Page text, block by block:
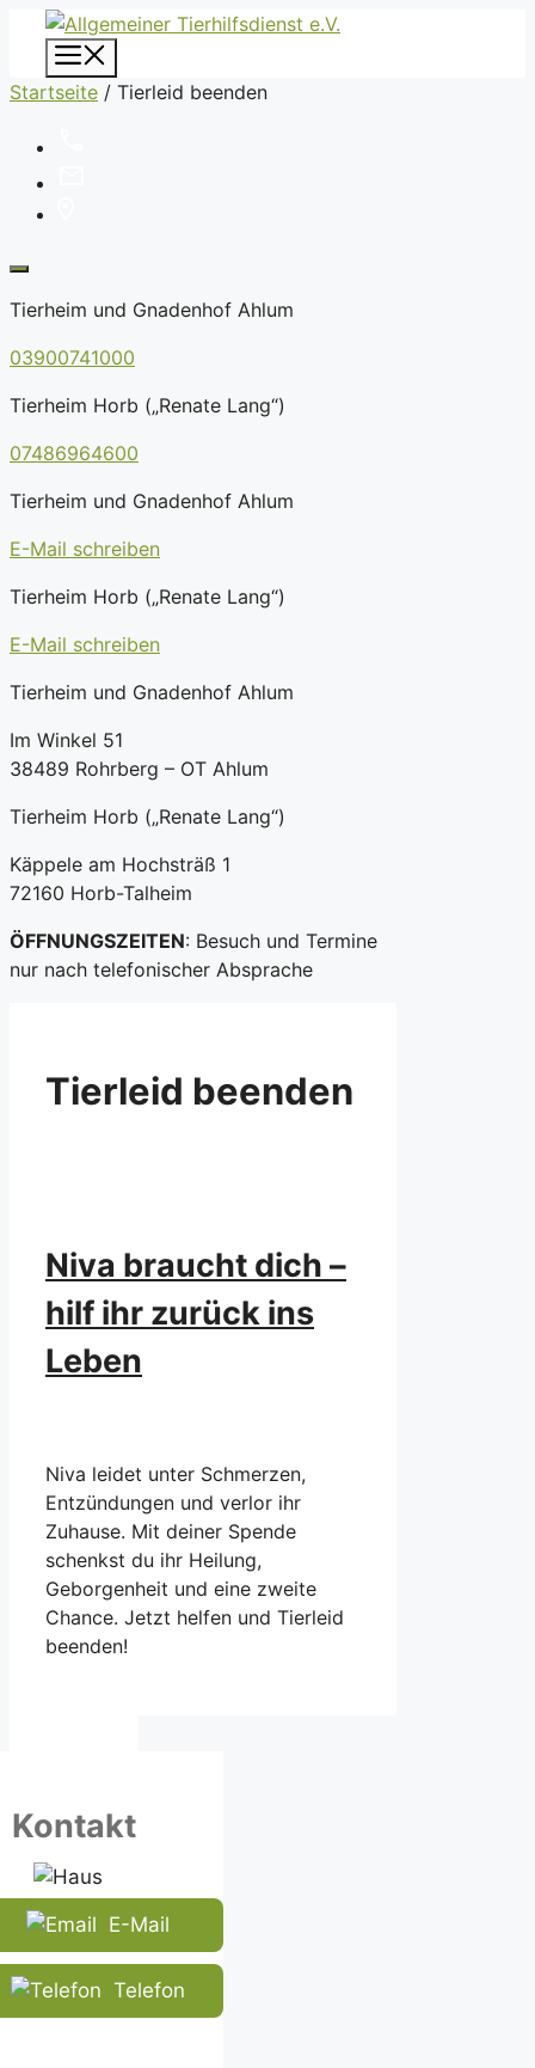
Zum
Inhalt
springen
Startseite / Tierleid beenden
Tierheim und Gnadenhof Ahlum
03900741000
Tierheim Horb („Renate Lang“)
07486964600
Tierheim und Gnadenhof Ahlum
E-Mail schreiben
Tierheim Horb („Renate Lang“)
E-Mail schreiben
Tierheim und Gnadenhof Ahlum
Im Winkel 51
38489 Rohrberg – OT Ahlum
Tierheim Horb („Renate Lang“)
Käppele am Hochsträß 1
72160 Horb-Talheim
ÖFFNUNGSZEITEN: Besuch und Termine
nur nach telefonischer Absprache
Tierleid beenden
Niva braucht dich –
hilf ihr zurück ins
Leben
Niva leidet unter Schmerzen,
Entzündungen und verlor ihr
Zuhause. Mit deiner Spende
schenkst du ihr Heilung,
Geborgenheit und eine zweite
Chance. Jetzt helfen und Tierleid
beenden!
Kontakt
E-Mail
Telefon